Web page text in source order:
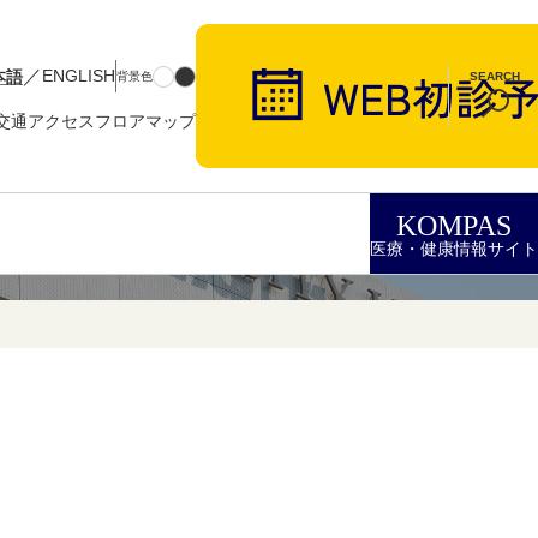
語／ENGLISH背景色
通アクセスフロアマップ
SEARCH
KOMPAS
医療・健康情報サイト